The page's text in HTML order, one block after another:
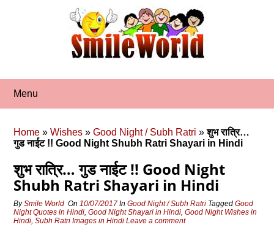
Menu
Home »Wishes »Good Night / Subh Ratri »शुभ रात्रि…
गुड नाईट !! Good Night Shubh Ratri Shayari in Hindi
शुभ रात्रि… गुड नाईट !! Good Night
Shubh Ratri Shayari in Hindi
BySmile World On10/07/2017 InGood Night / Subh Ratri TaggedGood
Night Quotes in Hindi,Good Night Shayari in Hindi,Good Night Wishes in
Hindi,Subh Ratri Images in Hindi Leave a comment